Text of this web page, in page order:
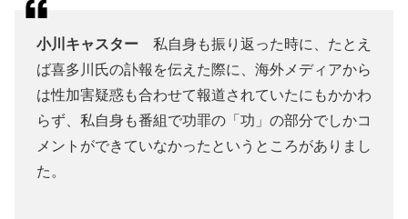
小川キャスター 私自身も振り返った時に、たとえ
ば喜多川氏の訃報を伝えた際に、海外メディアから
は性加害疑惑も合わせて報道されていたにもかかわ
らず、私自身も番組で功罪の「功」の部分でしかコ
メントができていなかったというところがありまし
た。